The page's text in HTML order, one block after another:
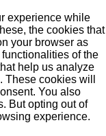
experience while
the cookies that
your browser as
of the
help us analyze
cookies will
You also
But opting out of
experience.